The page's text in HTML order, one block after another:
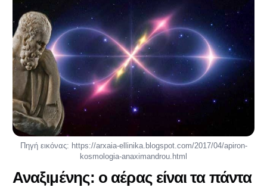
Πηγή εικόνας: https://arxaia-ellinika.blogspot.com/2017/04/apiron-
kosmologia-anaximandrou.html
Αναξιμένης: ο αέρας είναι τα πάντα